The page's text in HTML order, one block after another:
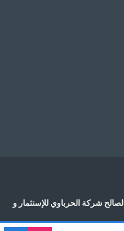
جميع الحقوق محفوظة © 1999-2023 لصالح شركة الحرباوي للإستثمار و